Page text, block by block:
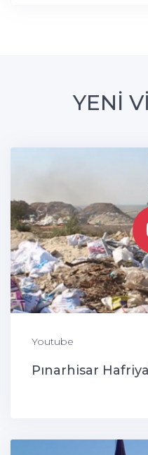
YENİ
Youtube
Pınarhisar